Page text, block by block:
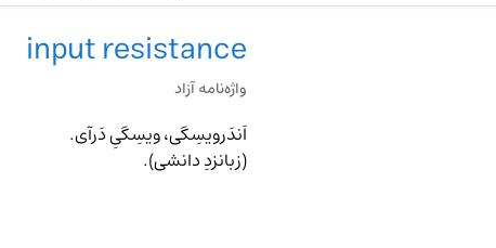
input resistance
واژه‌نامه آزاد
(زبانزدِ دانشی).